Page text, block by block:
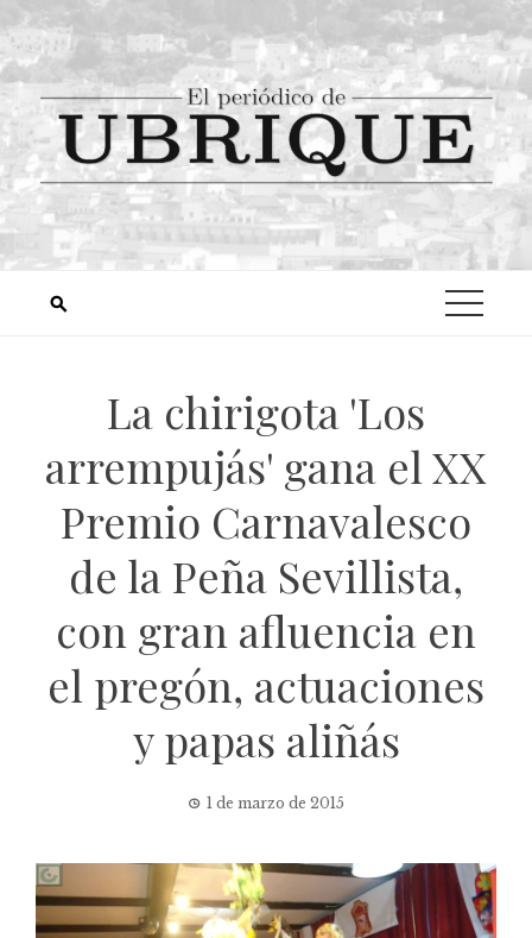
La chirigota 'Los
arrempujás' gana el XX
Premio Carnavalesco
de la Peña Sevillista,
con gran afluencia en
el pregón, actuaciones
y papas aliñás
1 de marzo de 2015